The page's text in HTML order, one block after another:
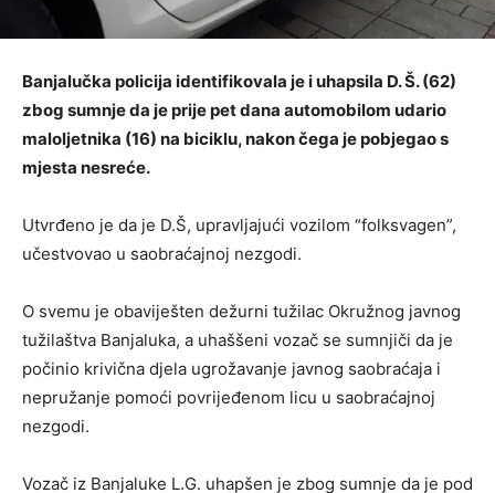
Banjalučka policija identifikovala je i uhapsila D. Š. (62)
zbog sumnje da je prije pet dana automobilom udario
maloljetnika (16) na biciklu, nakon čega je pobjegao s
mjesta nesreće.
Utvrđeno je da je D.Š, upravljajući vozilom “folksvagen”,
učestvovao u saobraćajnoj nezgodi.
O svemu je obaviješten dežurni tužilac Okružnog javnog
tužilaštva Banjaluka, a uhaššeni vozač se sumnjiči da je
počinio krivična djela ugrožavanje javnog saobraćaja i
nepružanje pomoći povrijeđenom licu u saobraćajnoj
nezgodi.
Vozač iz Banjaluke L.G. uhapšen je zbog sumnje da je pod